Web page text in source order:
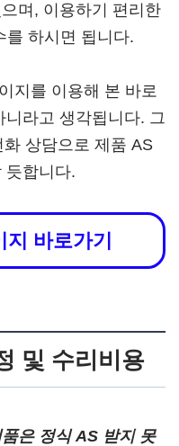
며, 이용하기 편리한
를 하시면 됩니다.
지를 이용해 본 바로
라고 생각됩니다. 그
상담으로 제품 AS
듯합니다.
바로가기
및 수리비용
은 정식 AS 받지 못